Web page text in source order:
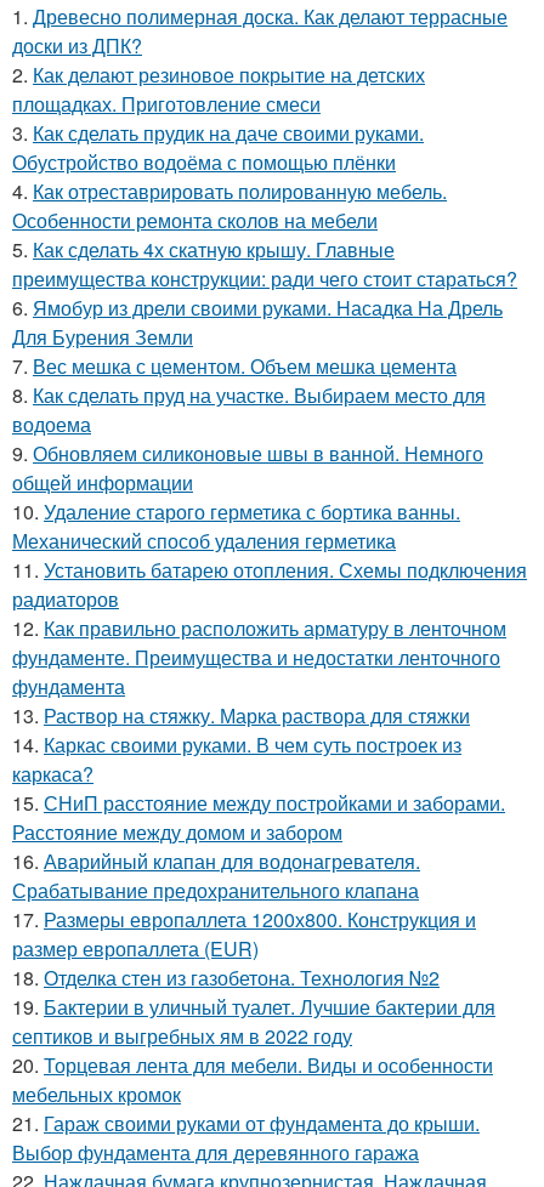
1. Древесно полимерная доска. Как делают террасные
доски из ДПК?
2. Как делают резиновое покрытие на детских
площадках. Приготовление смеси
3. Как сделать прудик на даче своими руками.
Обустройство водоёма с помощью плёнки
4. Как отреставрировать полированную мебель.
Особенности ремонта сколов на мебели
5. Как сделать 4х скатную крышу. Главные
преимущества конструкции: ради чего стоит стараться?
6. Ямобур из дрели своими руками. Насадка На Дрель
Для Бурения Земли
7. Вес мешка с цементом. Объем мешка цемента
8. Как сделать пруд на участке. Выбираем место для
водоема
9. Обновляем силиконовые швы в ванной. Немного
общей информации
10. Удаление старого герметика с бортика ванны.
Механический способ удаления герметика
11. Установить батарею отопления. Схемы подключения
радиаторов
12. Как правильно расположить арматуру в ленточном
фундаменте. Преимущества и недостатки ленточного
фундамента
13. Раствор на стяжку. Марка раствора для стяжки
14. Каркас своими руками. В чем суть построек из
каркаса?
15. СНиП расстояние между постройками и заборами.
Расстояние между домом и забором
16. Аварийный клапан для водонагревателя.
Срабатывание предохранительного клапана
17. Размеры европаллета 1200х800. Конструкция и
размер европаллета (EUR)
18. Отделка стен из газобетона. Технология №2
19. Бактерии в уличный туалет. Лучшие бактерии для
септиков и выгребных ям в 2022 году
20. Торцевая лента для мебели. Виды и особенности
мебельных кромок
21. Гараж своими руками от фундамента до крыши.
Выбор фундамента для деревянного гаража
22. Наждачная бумага крупнозернистая. Наждачная